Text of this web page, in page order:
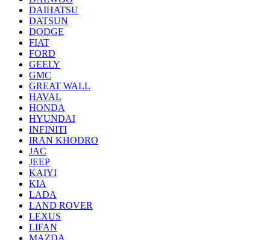
DAIHATSU
DATSUN
DODGE
FIAT
FORD
GEELY
GMC
GREAT WALL
HAVAL
HONDA
HYUNDAI
INFINITI
IRAN KHODRO
JAC
JEEP
KAIYI
KIA
LADA
LAND ROVER
LEXUS
LIFAN
MAZDA